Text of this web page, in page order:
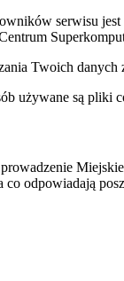
serwisu
Twoich danych
używane są pliki
co odpowiadają